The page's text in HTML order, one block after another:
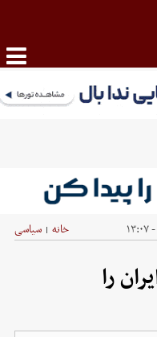
خانه | سیاسی
را